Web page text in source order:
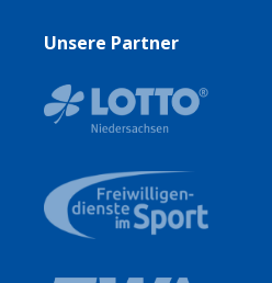
Unsere Partner